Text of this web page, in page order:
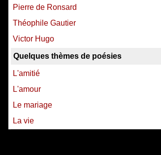
Pierre de Ronsard
Théophile Gautier
Victor Hugo
Quelques thèmes de poésies
L'amitié
L'amour
Le mariage
La vie